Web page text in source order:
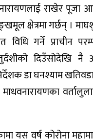
राखेर पूजा
क्षेत्रमा गर्छन् ।
गर्ने प्राचीन
दिउँसोदेखि नै
डा घनश्याम
यस वर्ष कोरोना